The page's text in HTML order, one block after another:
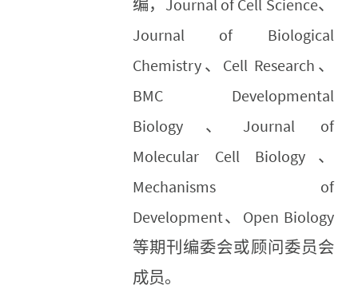
编，Journal of Cell Science、
Journal of Biological
Chemistry、Cell Research、
BMC Developmental
Biology、Journal of
Molecular Cell Biology、
Mechanisms of
Development、Open Biology
等期刊编委会或顾问委员会
成员。